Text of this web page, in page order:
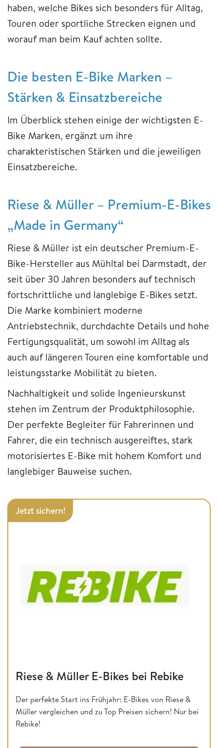
haben, welche Bikes sich besonders für Alltag,
Touren oder sportliche Strecken eignen und
worauf man beim Kauf achten sollte.
Die besten E-Bike Marken –
Stärken & Einsatzbereiche
Im Überblick stehen einige der wichtigsten E-
Bike Marken, ergänzt um ihre
charakteristischen Stärken und die jeweiligen
Einsatzbereiche.
Riese & Müller – Premium-E-Bikes
„Made in Germany“
Riese & Müller ist ein deutscher Premium-E-
Bike-Hersteller aus Mühltal bei Darmstadt, der
seit über 30 Jahren besonders auf technisch
fortschrittliche und langlebige E-Bikes setzt.
Die Marke kombiniert moderne
Antriebstechnik, durchdachte Details und hohe
Fertigungsqualität, um sowohl im Alltag als
auch auf längeren Touren eine komfortable und
leistungsstarke Mobilität zu bieten.
Nachhaltigkeit und solide Ingenieurskunst
stehen im Zentrum der Produktphilosophie.
Der perfekte Begleiter für Fahrerinnen und
Fahrer, die ein technisch ausgereiftes, stark
motorisiertes E-Bike mit hohem Komfort und
langlebiger Bauweise suchen.
Jetzt sichern!
Riese & Müller E-Bikes bei Rebike
Der perfekte Start ins Frühjahr: E-Bikes von Riese &
Müller vergleichen und zu Top Preisen sichern! Nur bei
Rebike!